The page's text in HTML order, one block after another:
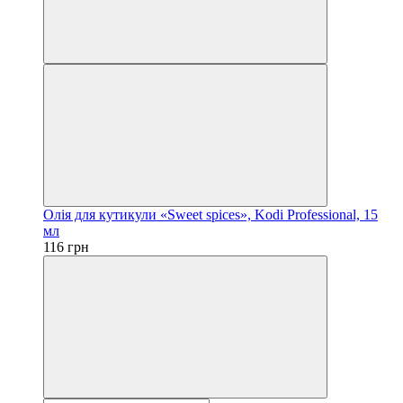
Олія для кутикули «Sweet spices», Kodi Professional, 15
мл
116 грн